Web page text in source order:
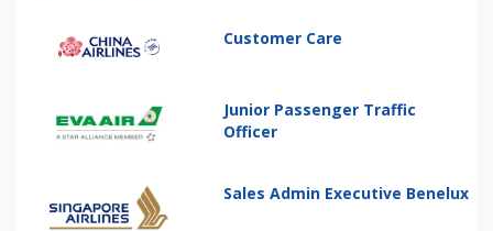
Customer Care
Junior Passenger Traffic
Officer
Sales Admin Executive Benelux